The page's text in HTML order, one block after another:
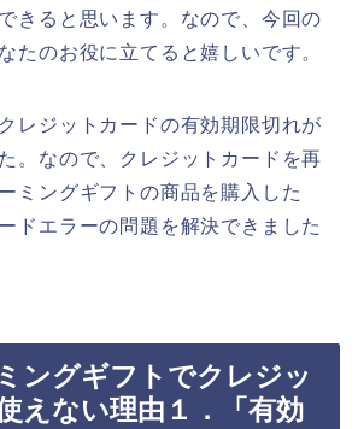
きると思います。なので、今回の
たのお役に立てると嬉しいです。
レジットカードの有効期限切れが
。なので、クレジットカードを再
ミングギフトの商品を購入した
ドエラーの問題を解決できました
ングギフトでクレジッ
えない理由１．「有効